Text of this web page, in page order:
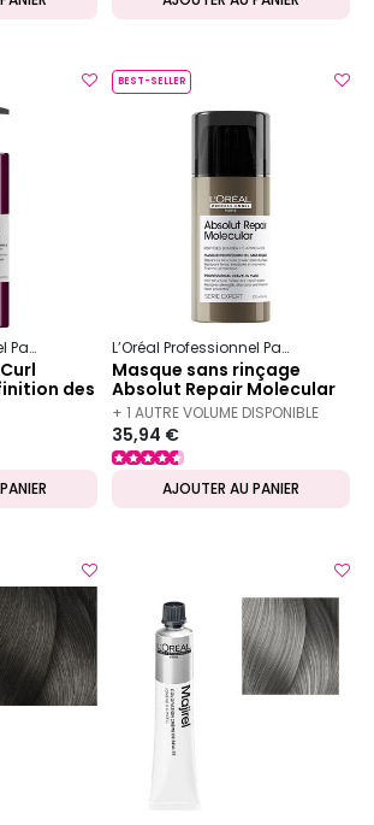
L’Oréal Professionnel Paris Serie Expert Curl Expression
des
BEST-SELLER
L’Oréal Professionnel Paris
Masque sans rinçage
Absolut Repair Molecular
100 ml
+ 1 AUTRE VOLUME DISPONIBLE
35,94 €
AJOUTER AU PANIER